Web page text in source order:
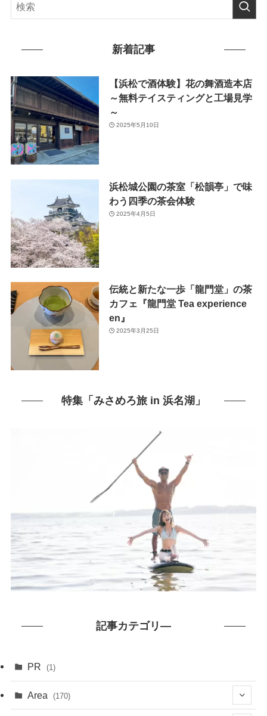
新着記事
【浜松で酒体験】花の舞酒造本店
～無料テイスティングと工場見学
～
2025年5月10日
浜松城公園の茶室「松韻亭」で味
わう四季の茶会体験
2025年4月5日
伝統と新たな一歩「龍門堂」の茶
カフェ『龍門堂 Tea experience
en』
2025年3月25日
特集「みさめろ旅 in 浜名湖」
記事カテゴリ―
PR (1)
Area (170)